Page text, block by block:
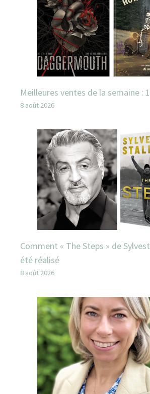
Meilleures ventes de la semaine :
8 août 2026
Comment « The Steps » de
été réalisé
8 août 2026